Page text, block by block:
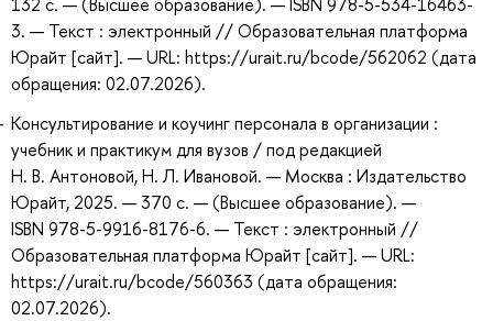
3. — Текст : электронный // Образовательная платформа
Юрайт [сайт]. — URL: https://urait.ru/bcode/562062 (дата
обращения: 02.07.2026).
Консультирование и коучинг персонала в организации :
учебник и практикум для вузов / под редакцией
Н. В. Антоновой, Н. Л. Ивановой. — Москва : Издательство
Юрайт, 2025. — 370 с. — (Высшее образование). —
ISBN 978-5-9916-8176-6. — Текст : электронный //
Образовательная платформа Юрайт [сайт]. — URL:
https://urait.ru/bcode/560363 (дата обращения:
02.07.2026).